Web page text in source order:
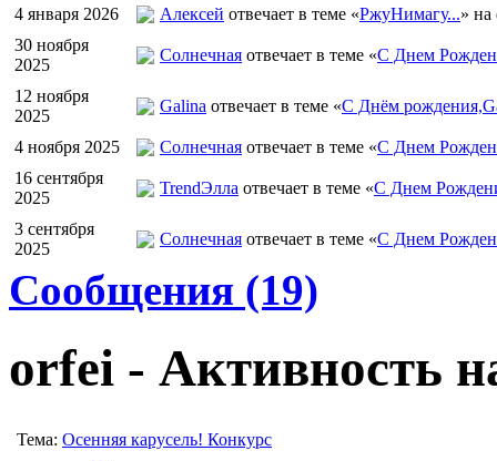
4 января 2026 Алексей отвечает в теме «РжуНимагу...» на
30 ноября
2025
Солнечная отвечает в теме «С Днем
12 ноября
2025
Galina отвечает в теме «С Днём
4 ноября 2025 Солнечная отвечает в теме «С Днем
16 сентября
2025
TrendЭлла отвечает в теме «С Днем
3 сентября
2025
Солнечная отвечает в теме «С Днем
Сообщения (19)
orfei - Активность
Тема: Осенняя карусель! Конкурс